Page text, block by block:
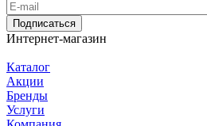
Подписаться
Интернет-магазин
Каталог
Акции
Бренды
Услуги